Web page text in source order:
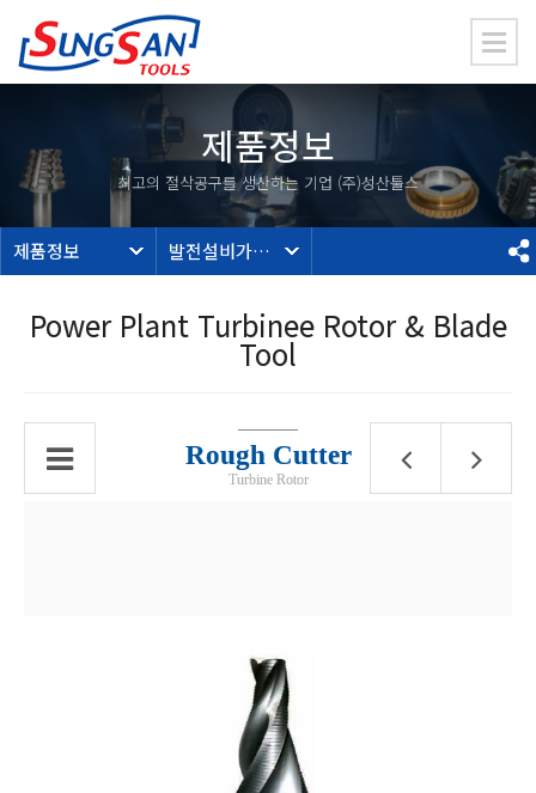
제품정보
최고의 절삭공구를 생산하는 기업 (주)성산툴스
제품정보 발전설비가공툴
Power Plant Turbinee Rotor & Blade
Tool
Rough Cutter
Turbine Rotor